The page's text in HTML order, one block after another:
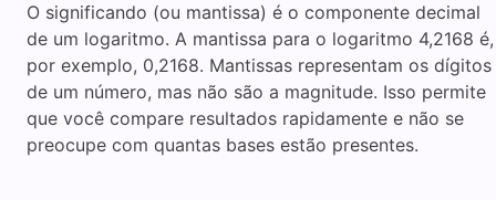
O significando (ou mantissa) é o componente decimal
de um logaritmo. A mantissa para o logaritmo 4,2168 é,
por exemplo, 0,2168. Mantissas representam os dígitos
de um número, mas não são a magnitude. Isso permite
que você compare resultados rapidamente e não se
preocupe com quantas bases estão presentes.